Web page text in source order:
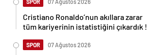
SPOR 07 Ağustos 2026
Cristiano Ronaldo’nun akıllara zarar
tüm kariyerinin istatistiğini çıkardık !
SPOR 07 Ağustos 2026